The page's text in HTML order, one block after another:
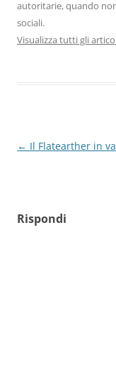
autoritarie, quando
sociali.
Visualizza tutti gli
Navigazione
← Il Flatearther in
Rispondi